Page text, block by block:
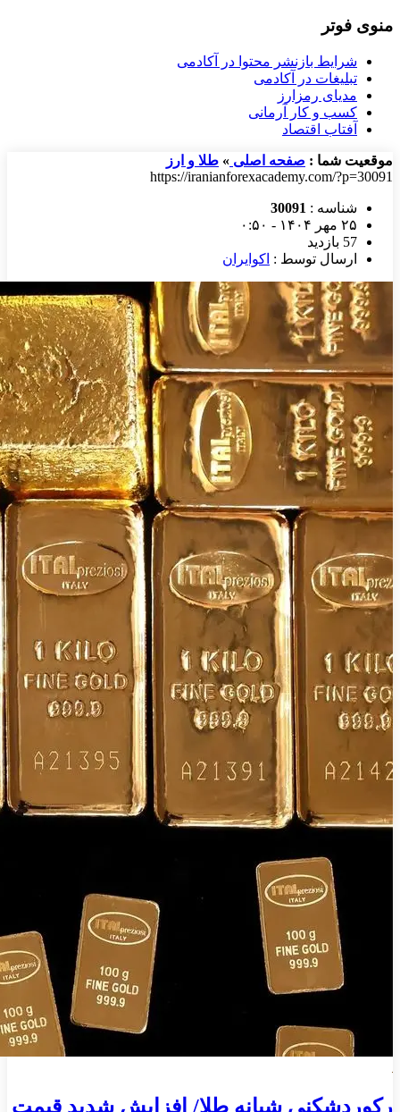
منوی فوتر
شرایط بازنشر محتوا در آکادمی
تبلیغات در آکادمی
مدیای رمزارز
کسب و کار آرمانی
آفتاب اقتصاد
موقعیت شما : صفحه اصلی » طلا و ارز
https://iranianforexacademy.com/?p=30091
شناسه : 30091
۲۵ مهر ۱۴۰۴ - ۰:۵۰
57 بازدید
ارسال توسط : اکوایران
رکوردشکنی شبانه طلا/ افزایش شدید قیمت